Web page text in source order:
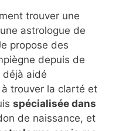
trouver une
astrologue de
propose des
depuis de
déjà aidé
à trouver la clarté et
spécialisée dans
de naissance, et